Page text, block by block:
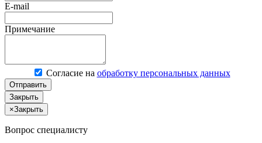
E-mail
Примечание
Согласие на обработку персональных данных
Отправить
Закрыть
×Закрыть
Вопрос специалисту